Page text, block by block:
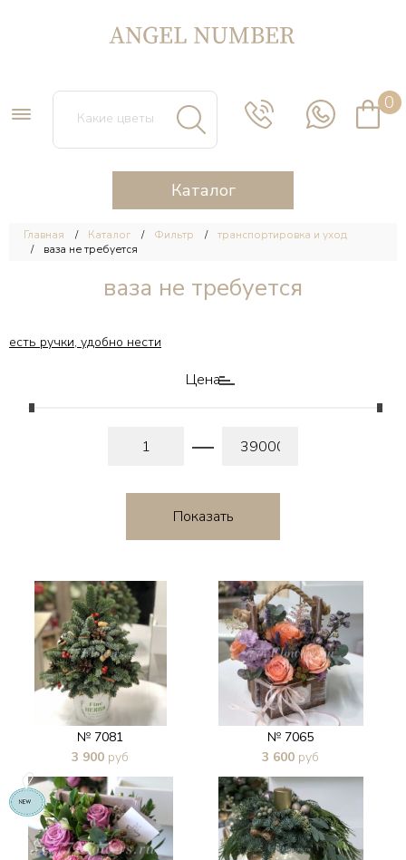
0
Каталог
Главная Каталог Фильтр
транспортировка и уход
ваза не требуется
ваза не требуется
есть ручки, удобно нести
Цена
№ 7081
3 900 руб
В 1 клик
№ 7065
3 600 руб
В 1 клик